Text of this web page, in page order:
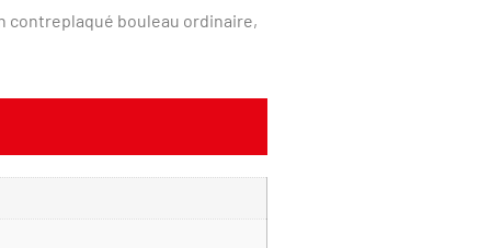
contreplaqué bouleau ordinaire,